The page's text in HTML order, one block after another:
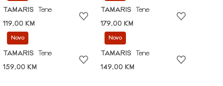
TAMARIS
Tene
119,00 KM
TAMARIS
Tene
179,00 KM
Novo
TAMARIS
Tene
159,00 KM
Novo
TAMARIS
Tene
149,00 KM